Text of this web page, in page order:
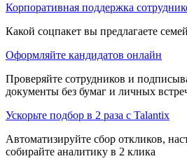
Корпоративная поддержка
Какой соцпакет вы предлагаете
Оформляйте кандидатов онлайн
Проверяйте сотрудников и
документы без бумаг и личных
Ускорьте подбор в 2 раза с Talantix
Автоматизируйте сбор откликов,
собирайте аналитику в 2 клика